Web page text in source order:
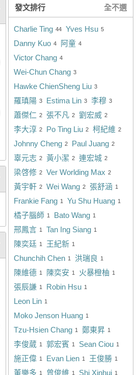
全不選
發文排行
44
Charlie Ting 5
Yves Hsu
4
Danny Kuo 4
阿童
4
Victor Chang
3
Wei-Chun Chang
3
Hawke ChienSheng Liu
3
羅瑱陽 3
Estima Lin 3
李穆
2
蕭傑仁 2
張不凡 2
劉宏威
2
李大淳 2
Po Ting Liu 2
柯紀維
2
Johnny Cheng 2
Paul Juang
2
辜元志 2
黃小潔 2
連宏城
2
梁啓修 2
Ver Worlding Max
2
黃宇軒 2
Wei Wang 1
張舒涵
1
Frankie Fang 1
Yu Shu Huang
1
橘子腦師 1
Bato Wang
1
邢鳳言 1
Tan Ing Siang
1
陳奕廷 1
王紀新
1
Chunchih Chen 1
洪瑞良
1
陳維德 1
陳奕安 1
火暴橙柚
1
張辰謙 1
Robin Hsu
1
Leon Lin
1
Moko Jenson Huang
1
Tzu-Hsien Chang 1
鄭東昇
1
李俊葳 1
郭宏賓 1
Sean Ciou
1
施正偉 1
Evan Lien 1
王俊勝
1
董樂多 1
曾俊維 1
Shi Xinhui